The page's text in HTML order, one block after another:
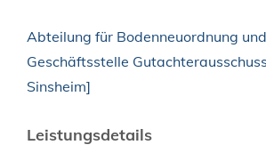
Abteilung für Bodenneuordnung und
Geschäftsstelle
Sinsheim]
Leistungsdetails